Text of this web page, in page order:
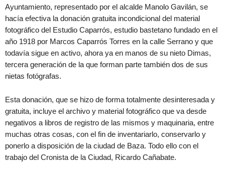
Ayuntamiento, representado por el alcalde Manolo Gavilán, se
hacía efectiva la donación gratuita incondicional del material
fotográfico del Estudio Caparrós, estudio bastetano fundado en el
año 1918 por Marcos Caparrós Torres en la calle Serrano y que
todavía sigue en activo, ahora ya en manos de su nieto Dimas,
tercera generación de la que forman parte también dos de sus
nietas fotógrafas.
Esta donación, que se hizo de forma totalmente desinteresada y
gratuita, incluye el archivo y material fotográfico que va desde
negativos a libros de registro de las mismos y maquinaria, entre
muchas otras cosas, con el fin de inventariarlo, conservarlo y
ponerlo a disposición de la ciudad de Baza. Todo ello con el
trabajo del Cronista de la Ciudad, Ricardo Cañabate.